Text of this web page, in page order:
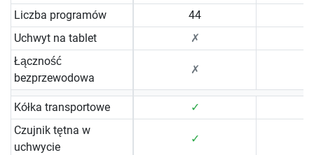
Liczba programów 44
Uchwyt na tablet
✗
Łączność
bezprzewodowa
✗
Kółka transportowe ✓
Czujnik tętna w
uchwycie
✓